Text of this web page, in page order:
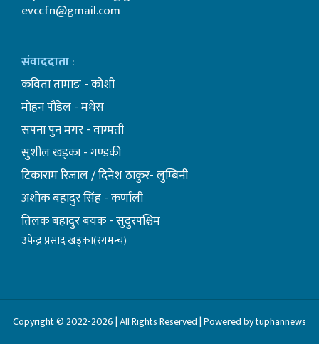
evccfn@gmail.com
संवाददाता:
कविता तामाङ - कोशी
माेहन पाैडेल - मधेस
सपना पुन मगर - वाग्मती
सुशील खड्का - गण्डकी
टिकाराम रिजाल / दिनेश ठाकुर- लुम्बिनी
अशाेक बहादुर सिंह - कर्णाली
तिलक बहादुर बयक - सुदुरपश्चिम
उपेन्द्र प्रसाद खड्का(रंगमन्च)
Copyright © 2022-2026 | All Rights Reserved | Powered by tuphannews